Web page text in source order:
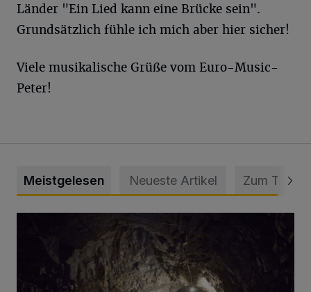
Länder "Ein Lied kann eine Brücke sein".
Grundsätzlich fühle ich mich aber hier sicher!
Viele musikalische Grüße vom Euro-Music-
Peter!
Meistgelesen Neueste Artikel Zum Thema